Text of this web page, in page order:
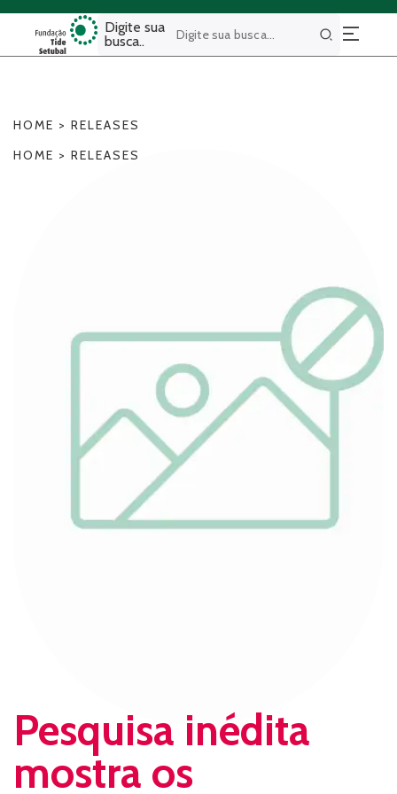
Digite sua
busca..
Buscar
HOME > RELEASES
HOME > RELEASES
Pesquisa inédita
mostra os